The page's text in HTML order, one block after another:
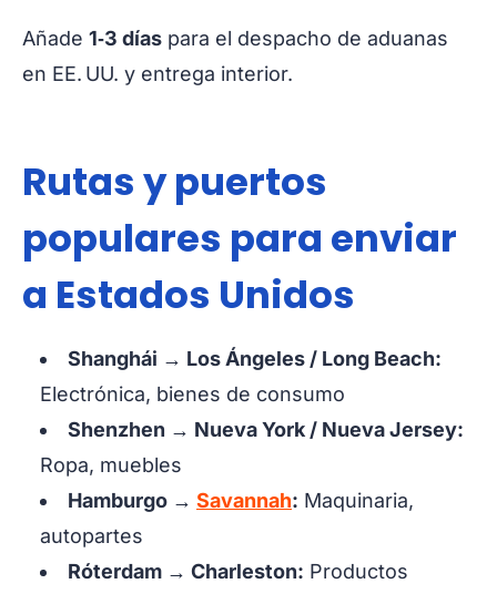
Añade 1‑3 días para el despacho de aduanas
en EE. UU. y entrega interior.
Rutas y puertos
populares para enviar
a Estados Unidos
Shanghái → Los Ángeles / Long Beach:
Electrónica, bienes de consumo
Shenzhen → Nueva York / Nueva Jersey:
Ropa, muebles
Hamburgo → Savannah: Maquinaria,
autopartes
Róterdam → Charleston: Productos